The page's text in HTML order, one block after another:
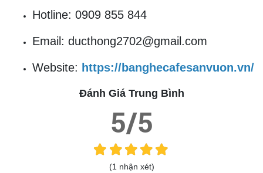
Hotline: 0909 855 844
Email: ducthong2702@gmail.com
Website: https://banghecafesanvuon.vn/
Đánh Giá Trung Bình
5/5
(1 nhận xét)